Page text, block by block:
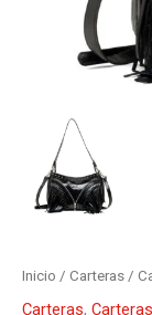
Inicio / Carteras /
Carteras, Carteras